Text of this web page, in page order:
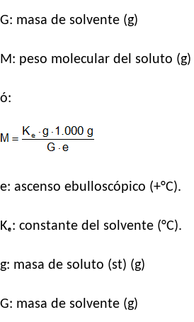
G: masa de solvente (g)
M: peso molecular del soluto (g)
ó:
e: ascenso ebulloscópico (+°C).
Kₑ: constante del solvente (°C).
g: masa de soluto (st) (g)
G: masa de solvente (g)